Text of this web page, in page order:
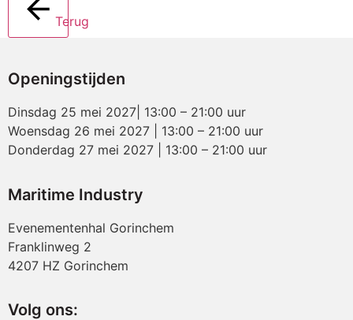
Terug
Openingstijden
Dinsdag 25 mei 2027| 13:00 – 21:00 uur
Woensdag 26 mei 2027 | 13:00 – 21:00 uur
Donderdag 27 mei 2027 | 13:00 – 21:00 uur
Maritime Industry
Evenementenhal Gorinchem
Franklinweg 2
4207 HZ Gorinchem
Volg ons: